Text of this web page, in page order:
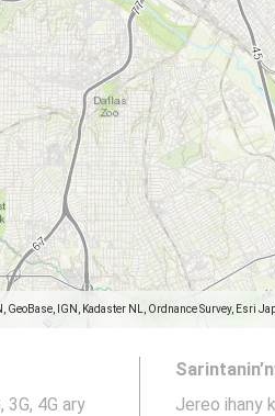
GeoBase, IGN, Kadaster NL, Ordnance Survey,
4G ary
Jereo ihany